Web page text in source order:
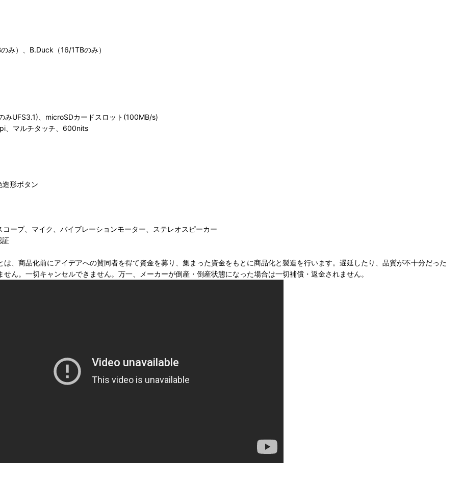
み）、B.Duck（16/1TBのみ）
みUFS3.1)、microSDカードスロット(100MB/s)
、マルチタッチ、600nits
形ボタン
ープ、マイク、バイブレーションモーター、ステレオスピーカー
証
、商品化前にアイデアへの賛同者を得て資金を募り、集まった資金をもとに商品化と製造を行います。遅延したり、品質が不十分だった
ん。一切キャンセルできません。万一、メーカーが倒産・倒産状態になった場合は一切補償・返金されません。